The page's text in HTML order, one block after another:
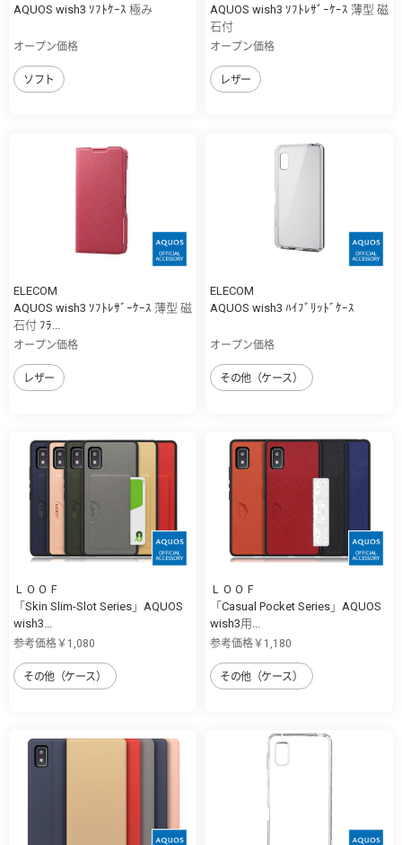
AQUOS wish3 ｿﾌﾄｹｰｽ 極み
オープン価格
ソフト
AQUOS wish3 ｿﾌﾄﾚｻﾞｰｹｰｽ 薄型 磁
石付
オープン価格
レザー
ELECOM
AQUOS wish3 ｿﾌﾄﾚｻﾞｰｹｰｽ 薄型 磁
石付 ﾌﾗ...
オープン価格
レザー
ELECOM
AQUOS wish3 ﾊｲﾌﾞﾘｯﾄﾞｹｰｽ
オープン価格
その他（ケース）
ＬＯＯＦ
「Skin Slim-Slot Series」AQUOS
wish3...
参考価格￥1,080
その他（ケース）
ＬＯＯＦ
「Casual Pocket Series」AQUOS
wish3用...
参考価格￥1,180
その他（ケース）